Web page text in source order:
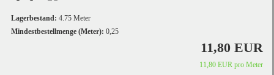
Lagerbestand: 4.75 Meter
Mindestbestellmenge (Meter): 0,25
11,80 EUR
11,80 EUR pro Meter